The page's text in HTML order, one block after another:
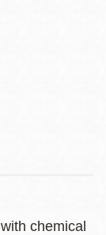
chemical